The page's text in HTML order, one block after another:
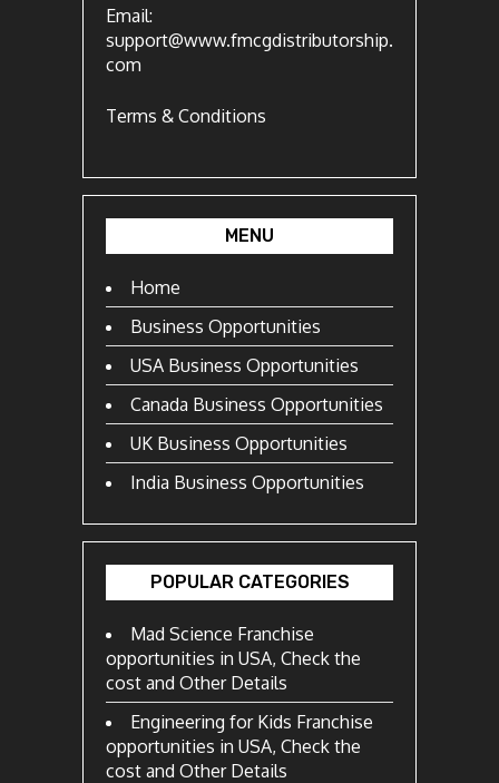
Email:
support@www.fmcgdistributorship.
com
Terms & Conditions
MENU
Home
Business Opportunities
USA Business Opportunities
Canada Business Opportunities
UK Business Opportunities
India Business Opportunities
POPULAR CATEGORIES
Mad Science Franchise
opportunities in USA, Check the
cost and Other Details
Engineering for Kids Franchise
opportunities in USA, Check the
cost and Other Details